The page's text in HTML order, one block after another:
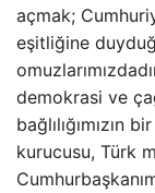
açmak;
eşitliğine
demokrasi ve
bağlılığımızın
kurucusu, Türk